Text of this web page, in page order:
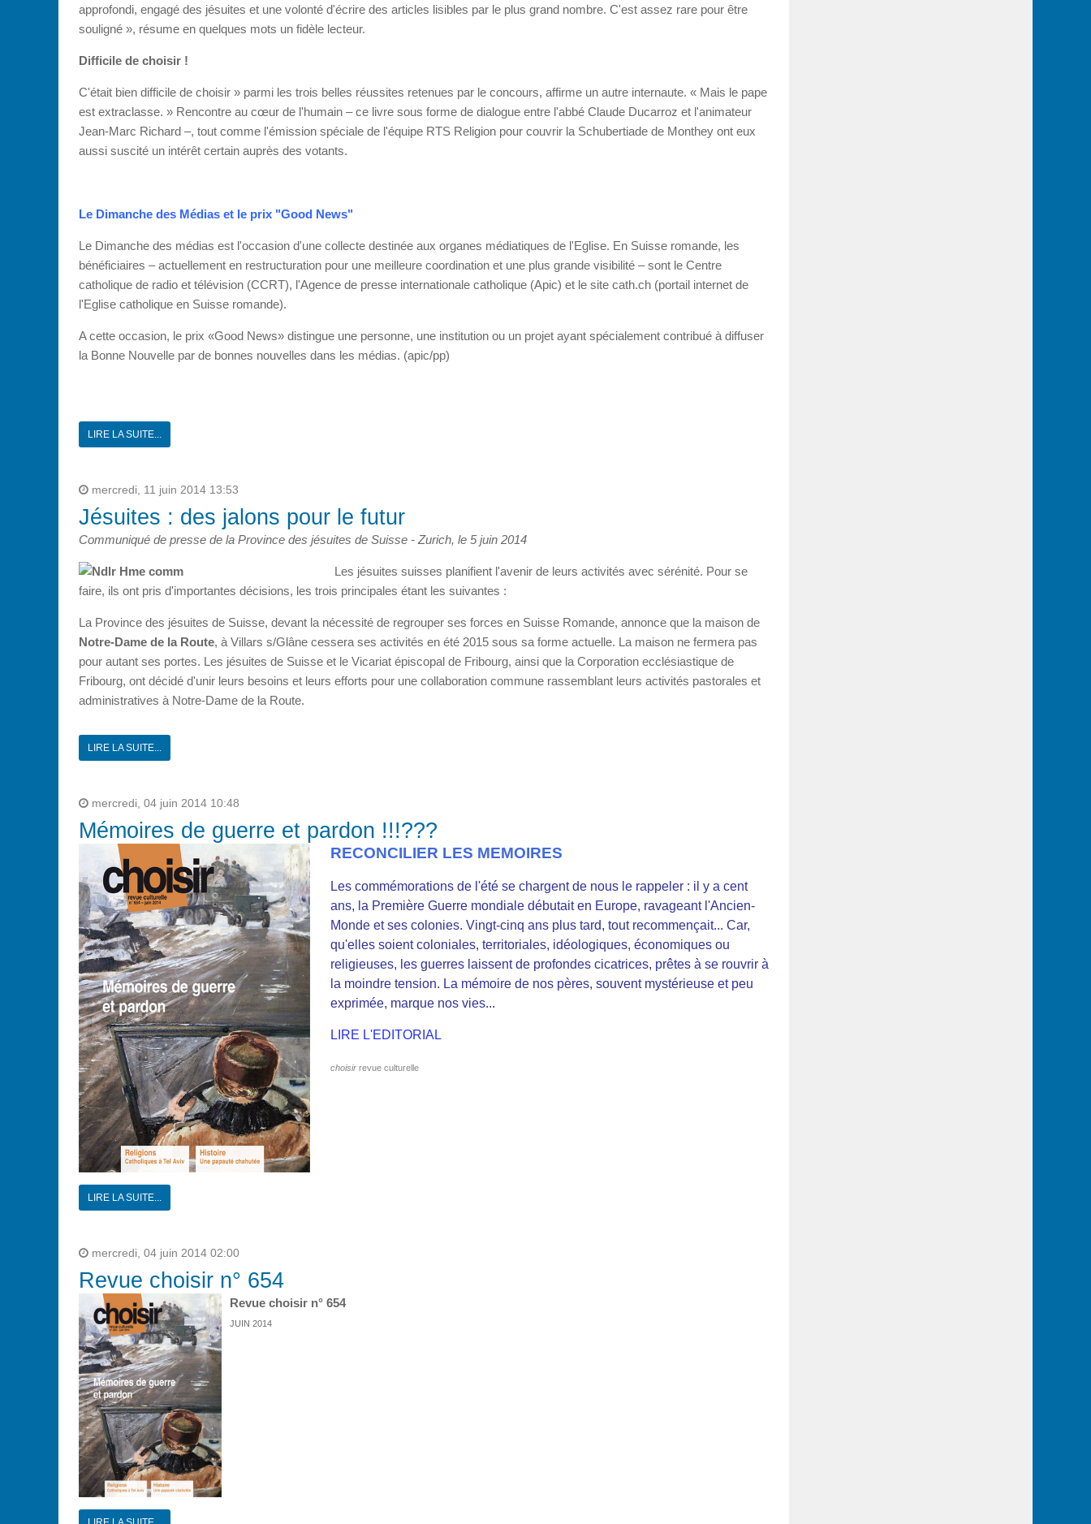
approfondi, engagé des jésuites et une volonté d'écrire des articles lisibles par le plus grand nombre. C'est assez rare pour être
souligné », résume en quelques mots un fidèle lecteur.
Difficile de choisir !
C'était bien difficile de choisir » parmi les trois belles réussites retenues par le concours, affirme un autre internaute. « Mais le pape
est extraclasse. » Rencontre au cœur de l'humain – ce livre sous forme de dialogue entre l'abbé Claude Ducarroz et l'animateur
Jean-Marc Richard –, tout comme l'émission spéciale de l'équipe RTS Religion pour couvrir la Schubertiade de Monthey ont eux
aussi suscité un intérêt certain auprès des votants.
Le Dimanche des Médias et le prix "Good News"
Le Dimanche des médias est l'occasion d'une collecte destinée aux organes médiatiques de l'Eglise. En Suisse romande, les
bénéficiaires – actuellement en restructuration pour une meilleure coordination et une plus grande visibilité – sont le Centre
catholique de radio et télévision (CCRT), l'Agence de presse internationale catholique (Apic) et le site cath.ch (portail internet de
l'Eglise catholique en Suisse romande).
A cette occasion, le prix «Good News» distingue une personne, une institution ou un projet ayant spécialement contribué à diffuser
la Bonne Nouvelle par de bonnes nouvelles dans les médias. (apic/pp)
LIRE LA SUITE...
mercredi, 11 juin 2014 13:53
Jésuites : des jalons pour le futur
Communiqué de presse de la Province des jésuites de Suisse - Zurich, le 5 juin 2014
Les jésuites suisses planifient l'avenir de leurs activités avec sérénité. Pour se
faire, ils ont pris d'importantes décisions, les trois principales étant les suivantes :
La Province des jésuites de Suisse, devant la nécessité de regrouper ses forces en Suisse Romande, annonce que la maison de
Notre-Dame de la Route, à Villars s/Glâne cessera ses activités en été 2015 sous sa forme actuelle. La maison ne fermera pas
pour autant ses portes. Les jésuites de Suisse et le Vicariat épiscopal de Fribourg, ainsi que la Corporation ecclésiastique de
Fribourg, ont décidé d'unir leurs besoins et leurs efforts pour une collaboration commune rassemblant leurs activités pastorales et
administratives à Notre-Dame de la Route.
LIRE LA SUITE...
mercredi, 04 juin 2014 10:48
Mémoires de guerre et pardon !!!???
RECONCILIER LES MEMOIRES
Les commémorations de l'été se chargent de nous le rappeler : il y a cent
ans, la Première Guerre mondiale débutait en Europe, ravageant l'Ancien-
Monde et ses colonies. Vingt-cinq ans plus tard, tout recommençait... Car,
qu'elles soient coloniales, territoriales, idéologiques, économiques ou
religieuses, les guerres laissent de profondes cicatrices, prêtes à se rouvrir à
la moindre tension. La mémoire de nos pères, souvent mystérieuse et peu
exprimée, marque nos vies...
LIRE L'EDITORIAL
choisir revue culturelle
LIRE LA SUITE...
mercredi, 04 juin 2014 02:00
Revue choisir n° 654
Revue choisir n° 654
JUIN 2014